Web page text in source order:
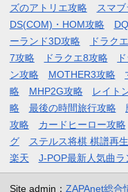
ズのアトリエ攻略
スマ
DS(COM)・HOM攻略
ーランド3D攻略
ドラク
7攻略
ドラクエ8攻略
ン攻略
MOTHER3攻略
略
MHP2G攻略 レイト
略
最後の時間旅行攻略
攻略
カードヒーロー攻略
グ
ステルス将棋 棋譜再生
楽天
J-POP最新人気曲
Site admin： ZAPAnet総合